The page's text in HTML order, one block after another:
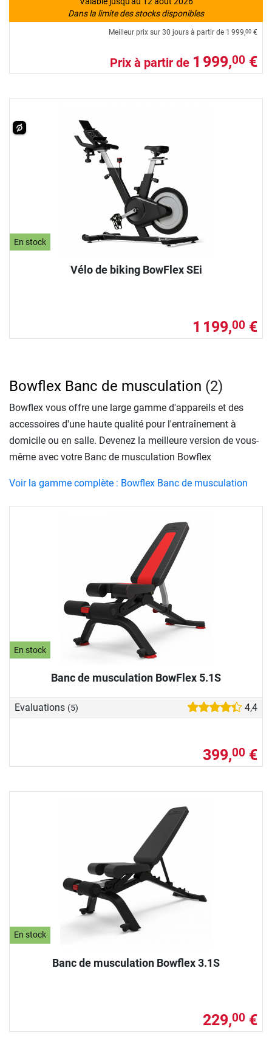
Dans la limite des stocks disponibles
Meilleur prix sur 30 jours à partir de 1 999,00 €
Prix à partir de 1 999,00 €
En stock
Vélo de biking BowFlex SEi
1 199,00 €
En stock
Banc de musculation BowFlex 5.1S
Evaluations (5) 4,4
399,00 €
En stock
Banc de musculation Bowflex 3.1S
229,00 €
Bowflex Banc de musculation (2)
Bowflex vous offre une large gamme d'appareils et des
accessoires d'une haute qualité pour l'entraînement à
domicile ou en salle. Devenez la meilleure version de vous-
même avec votre Banc de musculation Bowflex
Voir la gamme complète : Bowflex Banc de musculation